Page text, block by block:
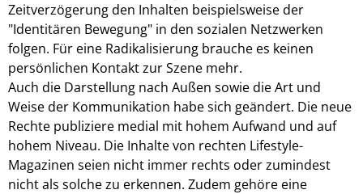
Zeitverzögerung den Inhalten beispielsweise der
"Identitären Bewegung" in den sozialen Netzwerken
folgen. Für eine Radikalisierung brauche es keinen
persönlichen Kontakt zur Szene mehr.
Auch die Darstellung nach Außen sowie die Art und
Weise der Kommunikation habe sich geändert. Die neue
Rechte publiziere medial mit hohem Aufwand und auf
hohem Niveau. Die Inhalte von rechten Lifestyle-
Magazinen seien nicht immer rechts oder zumindest
nicht als solche zu erkennen. Zudem gehöre eine